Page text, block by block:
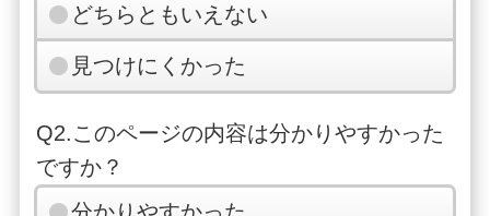
どちらともいえない
見つけにくかった
Q2.このページの内容は分かりやすかった
ですか？